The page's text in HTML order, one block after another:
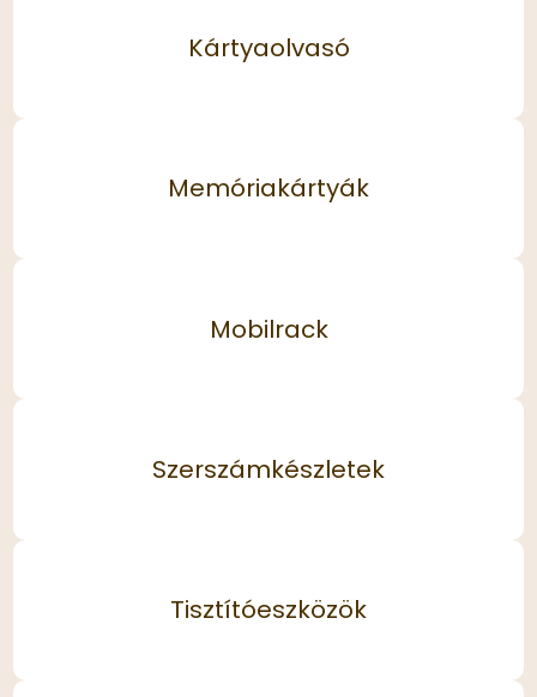
Kártyaolvasó
Memóriakártyák
Mobilrack
Szerszámkészletek
Tisztítóeszközök